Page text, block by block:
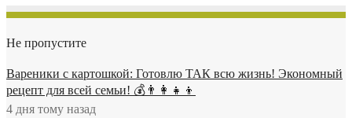
Не пропустите
Вареники с картошкой: Готовлю ТАК всю жизнь! Экономный
рецепт для всей семьи! 💰👨👩👧👦
4 дня тому назад